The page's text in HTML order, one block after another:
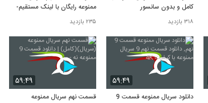
کامل و بدون سانسور
۳۱۸ بازدید
ممنوعه رایگان با لینک مستقیم- --
۲۳۵ بازدید
۵۹:۴۹
دانلود سریال ممنوعه قسمت 9
۵۹:۴۹
قسمت نهم سریال ممنوعه